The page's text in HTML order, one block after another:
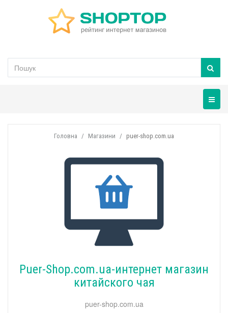
Головна Магазини puer-shop.com.ua
Puer-Shop.com.ua-интернет магазин
китайского чая
puer-shop.com.ua